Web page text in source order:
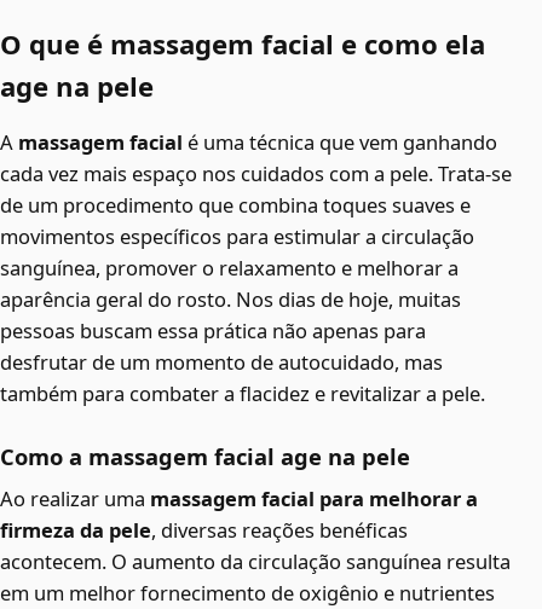
O que é massagem facial e como ela
age na pele
A massagem facial é uma técnica que vem ganhando
cada vez mais espaço nos cuidados com a pele. Trata-se
de um procedimento que combina toques suaves e
movimentos específicos para estimular a circulação
sanguínea, promover o relaxamento e melhorar a
aparência geral do rosto. Nos dias de hoje, muitas
pessoas buscam essa prática não apenas para
desfrutar de um momento de autocuidado, mas
também para combater a flacidez e revitalizar a pele.
Como a massagem facial age na pele
Ao realizar uma massagem facial para melhorar a
firmeza da pele, diversas reações benéficas
acontecem. O aumento da circulação sanguínea resulta
em um melhor fornecimento de oxigênio e nutrientes